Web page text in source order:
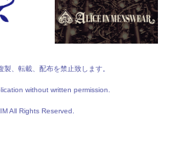
、転載、配布を禁止致します。
without written permission.
All Rights Reserved.